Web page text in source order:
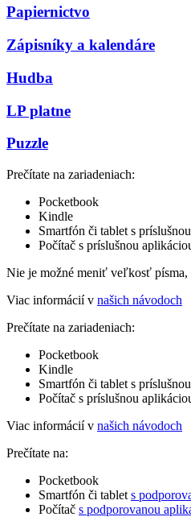
Papiernictvo
Zápisníky a kalendáre
Hudba
LP platne
Puzzle
Prečítate na zariadeniach:
Pocketbook
Kindle
Smartfón či tablet s
Počítač s príslušnou
Nie je možné meniť veľkosť písma,
Viac informácií v našich návodoch
Prečítate na zariadeniach:
Pocketbook
Kindle
Smartfón či tablet s
Počítač s príslušnou
Viac informácií v našich návodoch
Prečítate na:
Pocketbook
Smartfón či tablet s
Počítač s podporovanou